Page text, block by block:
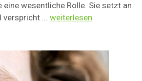
eine wesentliche Rolle. Sie setzt an
verspricht ... weiterlesen